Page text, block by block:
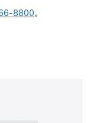
8800。